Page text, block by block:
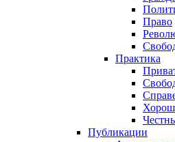
Право
Практика
Публикации